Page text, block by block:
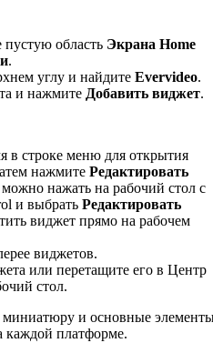
область Экрана Home
.
углу и найдите Evervideo.
и нажмите Добавить виджет.
в строке меню для открытия
нажмите Редактировать
нажать на рабочий стол с
и выбрать Редактировать
виджет прямо на рабочем
виджетов.
или перетащите его в Центр
стол.
миниатюру и основные
каждой платформе.